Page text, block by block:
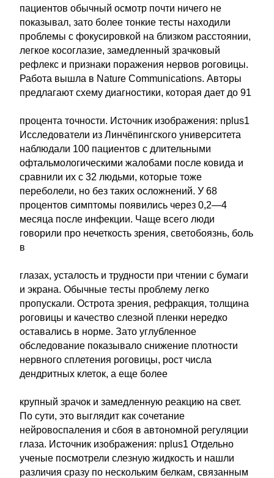
пациентов обычный осмотр почти ничего не
показывал, зато более тонкие тесты находили
проблемы с фокусировкой на близком расстоянии,
легкое косоглазие, замедленный зрачковый
рефлекс и признаки поражения нервов роговицы.
Работа вышла в Nature Communications. Авторы
предлагают схему диагностики, которая дает до 91
процента точности. Источник изображения: nplus1
Исследователи из Линчёпингского университета
наблюдали 100 пациентов с длительными
офтальмологическими жалобами после ковида и
сравнили их с 32 людьми, которые тоже
переболели, но без таких осложнений. У 68
процентов симптомы появились через 0,2—4
месяца после инфекции. Чаще всего люди
говорили про нечеткость зрения, светобоязнь, боль
в
глазах, усталость и трудности при чтении с бумаги
и экрана. Обычные тесты проблему легко
пропускали. Острота зрения, рефракция, толщина
роговицы и качество слезной пленки нередко
оставались в норме. Зато углубленное
обследование показывало снижение плотности
нервного сплетения роговицы, рост числа
дендритных клеток, а еще более
крупный зрачок и замедленную реакцию на свет.
По сути, это выглядит как сочетание
нейровоспаления и сбоя в автономной регуляции
глаза. Источник изображения: nplus1 Отдельно
ученые посмотрели слезную жидкость и нашли
различия сразу по нескольким белкам, связанным